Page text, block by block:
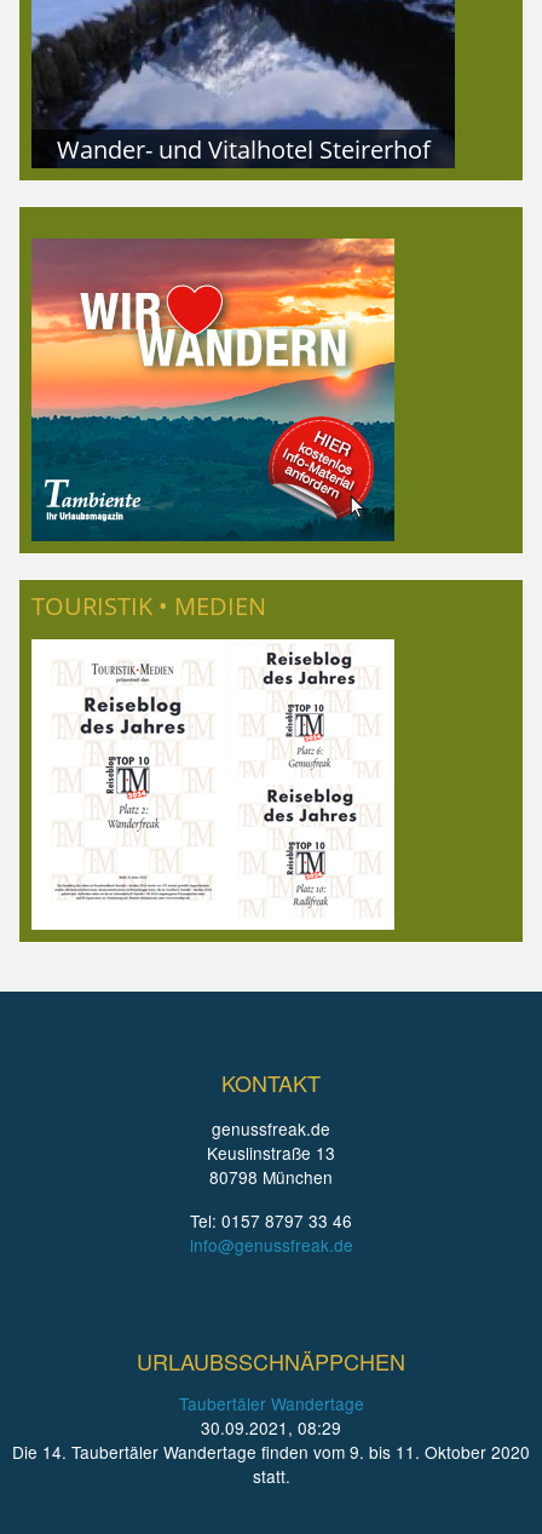
Wander- und Vitalhotel Steirerhof
TOURISTIK • MEDIEN
KONTAKT
genussfreak.de
Keuslinstraße 13
80798 München
Tel: 0157 8797 33 46
info@genussfreak.de
URLAUBSSCHNÄPPCHEN
Taubertäler Wandertage
30.09.2021, 08:29
Die 14. Taubertäler Wandertage finden vom 9. bis 11. Oktober 2020
statt.